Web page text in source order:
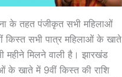
के तहत पंजीकृत सभी महिलाओं
किस्त सभी पात्र महिलाओं के खाते
महीने मिलने वाली है। झारखंड
खाते में 9वीं किस्त की राशि